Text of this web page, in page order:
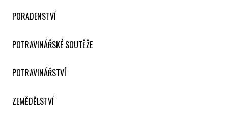
PORADENSTVÍ
POTRAVINÁŘSKÉ SOUTĚŽE
POTRAVINÁŘSTVÍ
ZEMĚDĚLSTVÍ